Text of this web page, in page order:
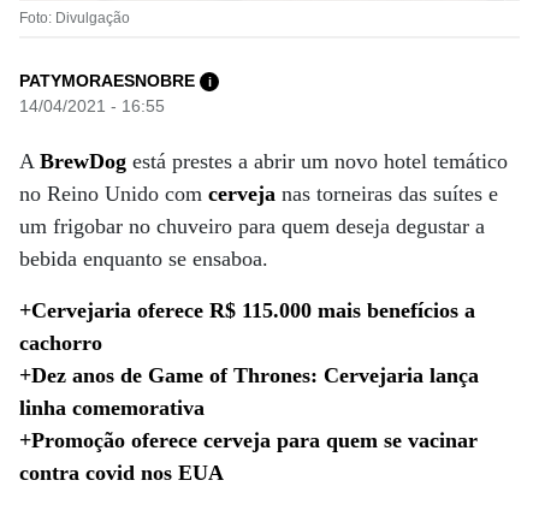
Foto: Divulgação
PATYMORAESNOBRE i
14/04/2021 - 16:55
A BrewDog está prestes a abrir um novo hotel temático
no Reino Unido com cerveja nas torneiras das suítes e
um frigobar no chuveiro para quem deseja degustar a
bebida enquanto se ensaboa.
+Cervejaria oferece R$ 115.000 mais benefícios a
cachorro
+Dez anos de Game of Thrones: Cervejaria lança
linha comemorativa
+Promoção oferece cerveja para quem se vacinar
contra covid nos EUA